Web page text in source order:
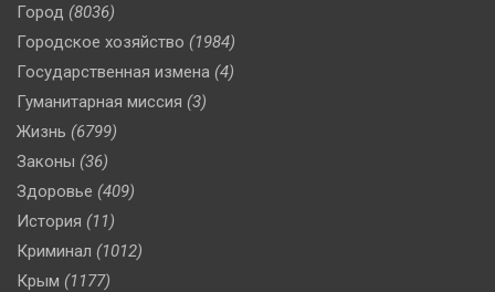
Город (8036)
Городское хозяйство (1984)
Государственная измена (4)
Гуманитарная миссия (3)
Жизнь (6799)
Законы (36)
Здоровье (409)
История (11)
Криминал (1012)
Крым (1177)